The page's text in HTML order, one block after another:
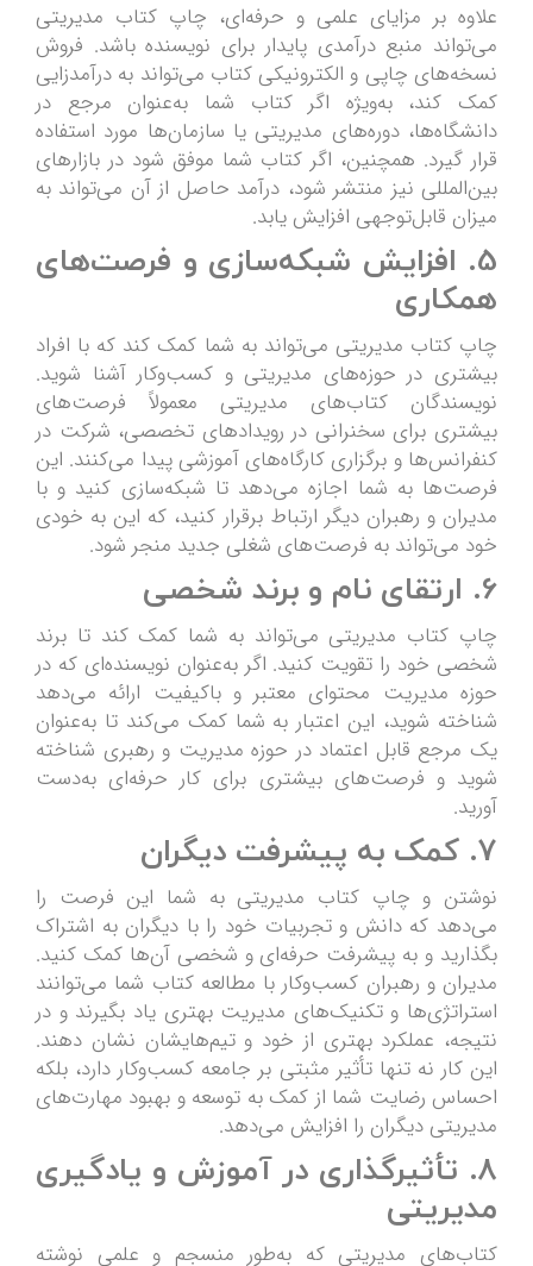
علاوه بر مزایای علمی و حرفه‌ای، چاپ کتاب مدیریتی
می‌تواند منبع درآمدی پایدار برای نویسنده باشد. فروش
نسخه‌های چاپی و الکترونیکی کتاب می‌تواند به درآمدزایی
کمک کند، به‌ویژه اگر کتاب شما به‌عنوان مرجع در
دانشگاه‌ها، دوره‌های مدیریتی یا سازمان‌ها مورد استفاده
قرار گیرد. همچنین، اگر کتاب شما موفق شود در بازارهای
بین‌المللی نیز منتشر شود، درآمد حاصل از آن می‌تواند به
میزان قابل‌توجهی افزایش یابد.
5. افزایش شبکه‌سازی و فرصت‌های
همکاری
چاپ کتاب مدیریتی می‌تواند به شما کمک کند که با افراد
بیشتری در حوزه‌های مدیریتی و کسب‌وکار آشنا شوید.
نویسندگان کتاب‌های مدیریتی معمولاً فرصت‌های
بیشتری برای سخنرانی در رویدادهای تخصصی، شرکت در
کنفرانس‌ها و برگزاری کارگاه‌های آموزشی پیدا می‌کنند. این
فرصت‌ها به شما اجازه می‌دهد تا شبکه‌سازی کنید و با
مدیران و رهبران دیگر ارتباط برقرار کنید، که این به خودی
خود می‌تواند به فرصت‌های شغلی جدید منجر شود.
6. ارتقای نام و برند شخصی
چاپ کتاب مدیریتی می‌تواند به شما کمک کند تا برند
شخصی خود را تقویت کنید. اگر به‌عنوان نویسنده‌ای که در
حوزه مدیریت محتوای معتبر و باکیفیت ارائه می‌دهد
شناخته شوید، این اعتبار به شما کمک می‌کند تا به‌عنوان
یک مرجع قابل اعتماد در حوزه مدیریت و رهبری شناخته
شوید و فرصت‌های بیشتری برای کار حرفه‌ای به‌دست
آورید.
7. کمک به پیشرفت دیگران
نوشتن و چاپ کتاب مدیریتی به شما این فرصت را
می‌دهد که دانش و تجربیات خود را با دیگران به اشتراک
بگذارید و به پیشرفت حرفه‌ای و شخصی آن‌ها کمک کنید.
مدیران و رهبران کسب‌وکار با مطالعه کتاب شما می‌توانند
استراتژی‌ها و تکنیک‌های مدیریت بهتری یاد بگیرند و در
نتیجه، عملکرد بهتری از خود و تیم‌هایشان نشان دهند.
این کار نه تنها تأثیر مثبتی بر جامعه کسب‌وکار دارد، بلکه
احساس رضایت شما از کمک به توسعه و بهبود مهارت‌های
مدیریتی دیگران را افزایش می‌دهد.
8. تأثیرگذاری در آموزش و یادگیری
مدیریتی
کتاب‌های مدیریتی که به‌طور منسجم و علمی نوشته